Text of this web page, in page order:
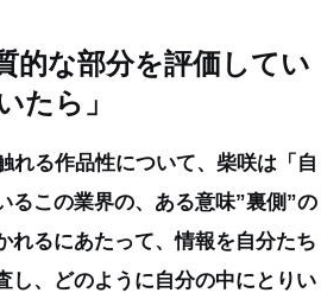
的な部分を評価してい
たら」
れる作品性について、柴咲は「自
るこの業界の、ある意味”裏側”の
れるにあたって、情報を自分たち
し、どのように自分の中にとりい